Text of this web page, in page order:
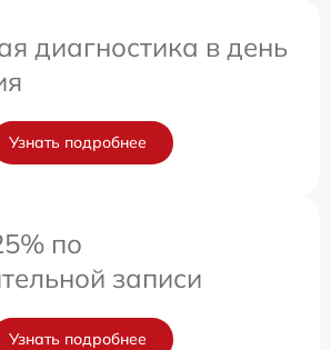
диагностика в день
Узнать подробнее
по
записи
Узнать подробнее